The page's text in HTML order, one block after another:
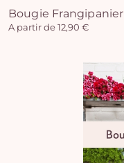
Bougie Frangipanier
A partir de 12,90 €